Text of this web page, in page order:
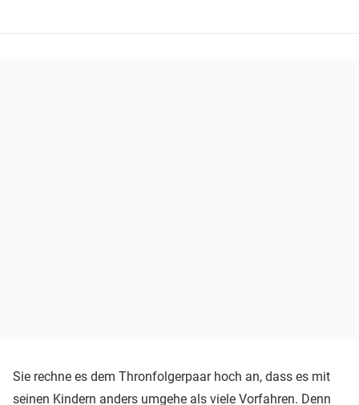
Sie rechne es dem Thronfolgerpaar hoch an, dass es mit
seinen Kindern anders umgehe als viele Vorfahren. Denn